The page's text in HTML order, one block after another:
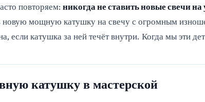
повторяем: никогда не ставить новые свечи
новую мощную катушку на свечу с огромным
если катушка за ней течёт внутри. Когда мы эти
катушку в мастерской